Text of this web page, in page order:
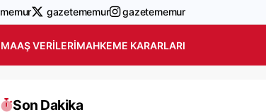
gazetememur gazetememur
MAAŞ VERILERIMAHKEME KARARLARI
Son Dakika